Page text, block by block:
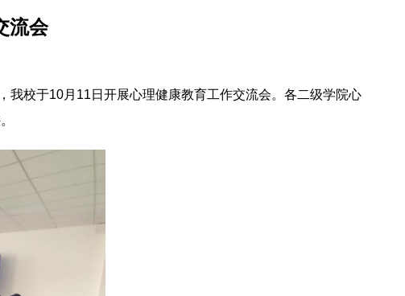
流会
校于10月11日开展心理健康教育工作交流会。各二级学院心